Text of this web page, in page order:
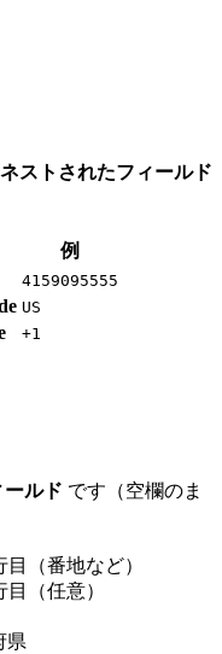
ネストされたフィールド
例
4159095555
US
+1
ールド です（空欄のま
目（番地など）
（任意）
県